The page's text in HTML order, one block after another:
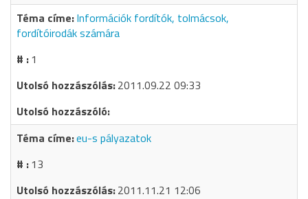
Információk fordítók, tolmácsok,
fordítóirodák számára
1
2011.09.22 09:33
eu-s pályazatok
13
2011.11.21 12:06